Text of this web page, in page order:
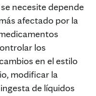
necesite depende
afectado por la
los
en el estilo
modificar la
de líquidos